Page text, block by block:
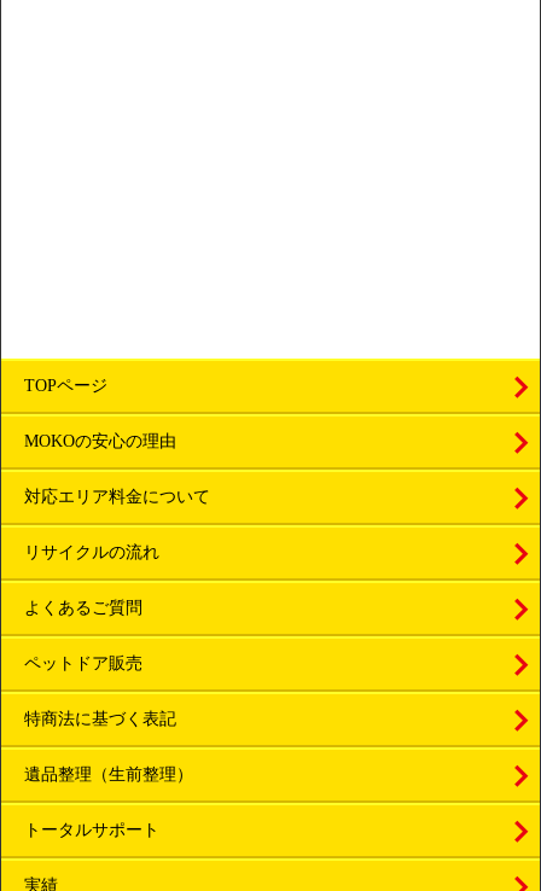
TOPページ
MOKOの安心の理由
対応エリア料金について
リサイクルの流れ
よくあるご質問
ペットドア販売
特商法に基づく表記
遺品整理（生前整理）
トータルサポート
実績